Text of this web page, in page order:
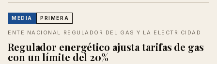
MEDIA PRIMERA
ENTE NACIONAL REGULADOR DEL GAS Y LA ELECTRICIDAD
Regulador energético ajusta tarifas de gas
con un límite del 20%